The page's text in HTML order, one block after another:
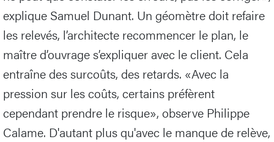
explique Samuel Dunant. Un géomètre doit refaire
les relevés, l’architecte recommencer le plan, le
maître d’ouvrage s’expliquer avec le client. Cela
entraîne des surcoûts, des retards. «Avec la
pression sur les coûts, certains préfèrent
cependant prendre le risque», observe Philippe
Calame. D'autant plus qu'avec le manque de relève,